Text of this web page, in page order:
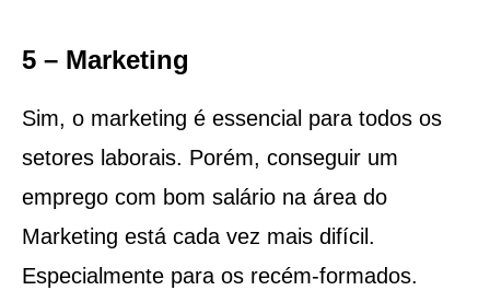
5 – Marketing
Sim, o marketing é essencial para todos os
setores laborais. Porém, conseguir um
emprego com bom salário na área do
Marketing está cada vez mais difícil.
Especialmente para os recém-formados.